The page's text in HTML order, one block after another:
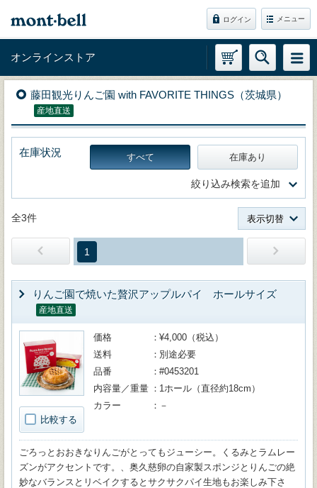
ログイン メニュー
オンラインストア
藤田観光りんご園 with FAVORITE THINGS（茨城県）
産地直送
在庫状況 すべて 在庫あり
絞り込み検索を追加
全3件 表示切替
1
りんご園で焼いた贅沢アップルパイ ホールサイズ
産地直送
比較する
価格
¥4,000（税込）
送料
別途必要
品番
#0453201
内容量／重量
1ホール（直径約18cm）
カラー
－
ごろっとおおきなりんごがとってもジューシー。くるみとラムレー
ズンがアクセントです。、奥久慈卵の自家製スポンジとりんごの絶
妙なバランスとリベイクするとサクサクパイ生地もお楽しみ下さ